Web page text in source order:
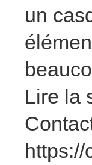
un
Lire la
https://